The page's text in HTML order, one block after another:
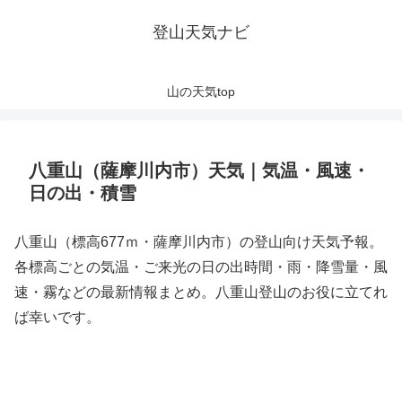
登山天気ナビ
山の天気top
八重山（薩摩川内市）天気｜気温・風速・
日の出・積雪
八重山（標高677ｍ・薩摩川内市）の登山向け天気予報。
各標高ごとの気温・ご来光の日の出時間・雨・降雪量・風
速・霧などの最新情報まとめ。八重山登山のお役に立てれ
ば幸いです。